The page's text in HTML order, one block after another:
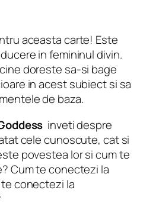
aceasta carte! Este
in femininul divin.
doreste sa-si bage
in acest subiect si sa
de baza.
inveti despre
cele cunoscute, cat si
povestea lor si cum te
Cum te conectezi la
conectezi la